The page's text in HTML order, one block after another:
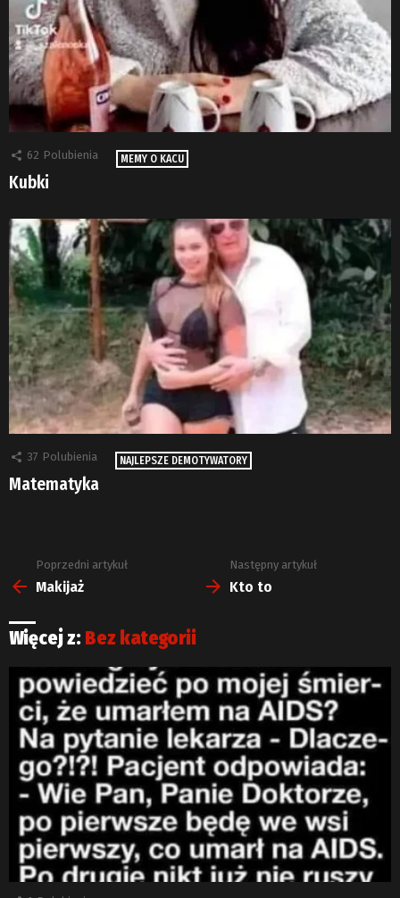
62 Polubienia MEMY O KACU
Kubki
37 Polubienia NAJLEPSZE DEMOTYWATORY
Matematyka
Zobacz
więcej
Poprzedni artykuł
Makijaż
Następny artykuł
Kto to
Więcej z: Bez kategorii